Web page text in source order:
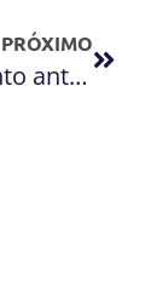
PRÓXIMO
Fique atento antes de armazenar seus objetos!